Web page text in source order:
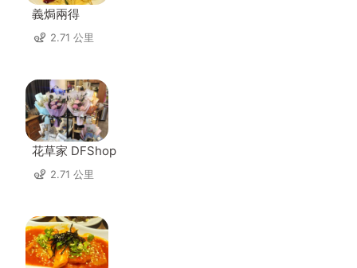
義焗兩得
2.71 公里
花草家 DFShop
2.71 公里